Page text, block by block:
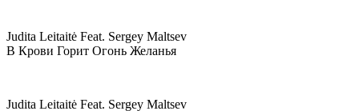
Judita Leitaitė Feat. Sergey Maltsev
В Крови Горит Огонь Желанья
Judita Leitaitė Feat. Sergey Maltsev